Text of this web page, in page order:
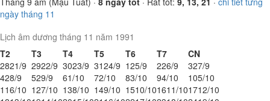
ngày tháng 11
Lịch âm dương tháng 11 năm 1991
T2
T3 T4 T5 T6 T7
CN
2821/9 2922/9 3023/9 3124/9 125/9 226/9 327/9
428/9 529/9 61/10 72/10 83/10 94/10 105/10
116/10 127/10 138/10 149/10 1510/101611/101712/10